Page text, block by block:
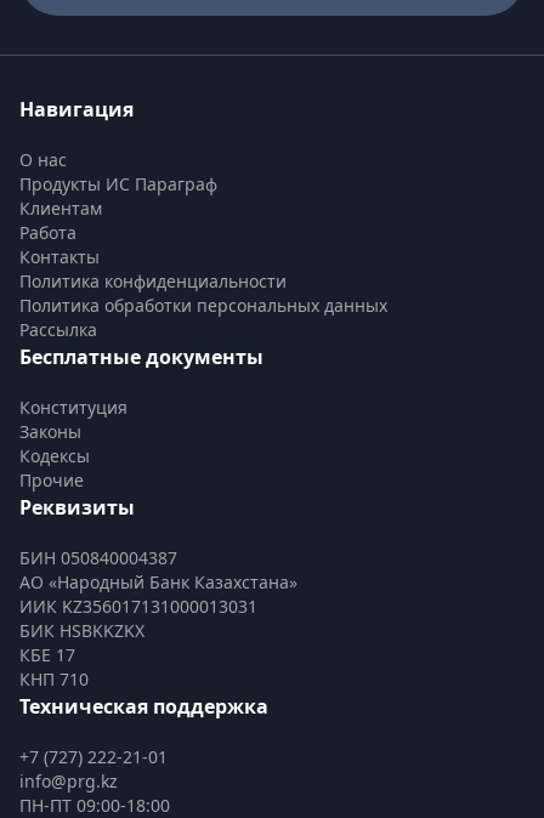
Навигация
О нас
Продукты ИС Параграф
Клиентам
Работа
Контакты
Политика конфиденциальности
Политика обработки персональных данных
Рассылка
Бесплатные документы
Конституция
Законы
Кодексы
Прочие
Реквизиты
БИН 050840004387
АО «Народный Банк Казахстана»
ИИК KZ356017131000013031
БИК HSBKKZKX
КБЕ 17
КНП 710
Техническая поддержка
+7 (727) 222-21-01
info@prg.kz
ПН-ПТ 09:00-18:00